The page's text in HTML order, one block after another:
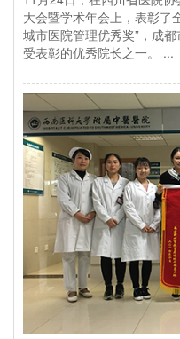
大会暨学术年会上，表彰
城市医院管理优秀奖”，成
受表彰的优秀院长之一。 ...